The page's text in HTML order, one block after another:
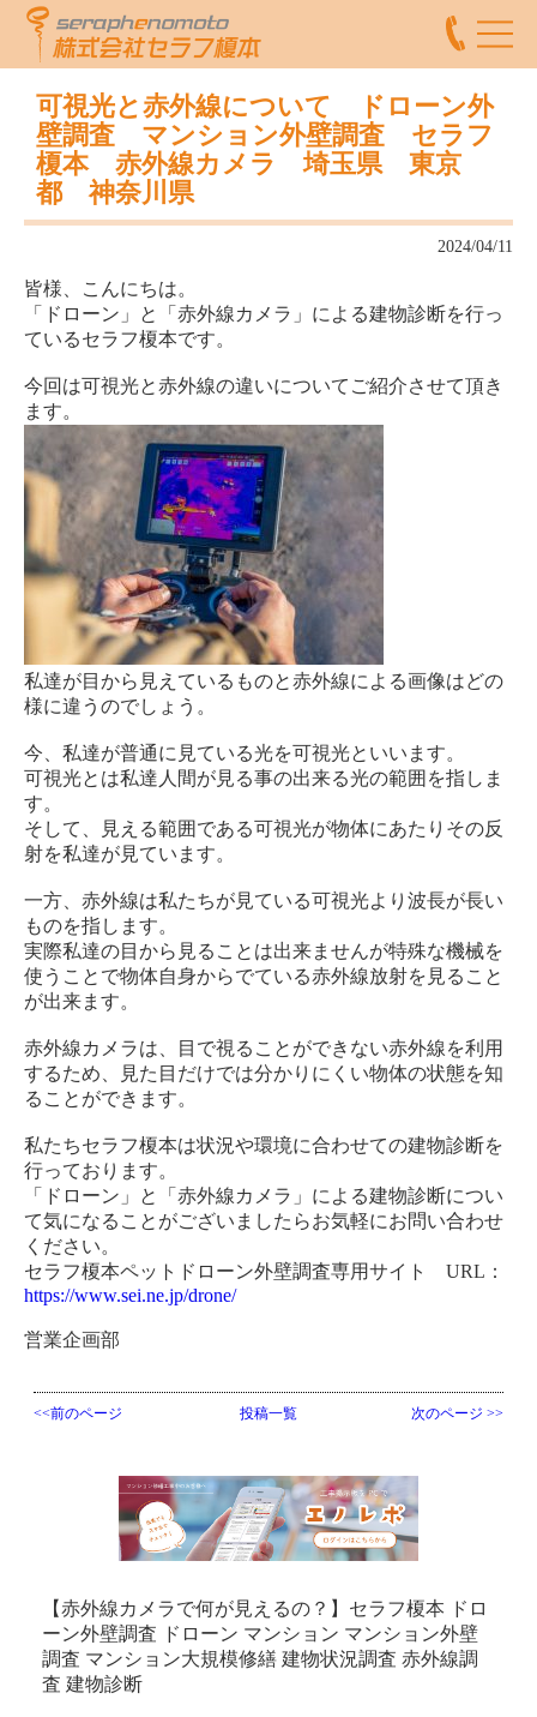
【赤外線カメラで何が見えるの？】セラフ榎本 ドロ
ーン外壁調査 ドローン マンション マンション外壁
調査 マンション大規模修繕 建物状況調査 赤外線調
査 建物診断
可視光と赤外線について ドローン外
壁調査 マンション外壁調査 セラフ
榎本 赤外線カメラ 埼玉県 東京
都 神奈川県
2024/04/11
皆様、こんにちは。
「ドローン」と「赤外線カメラ」による建物診断を行っ
ているセラフ榎本です。
今回は可視光と赤外線の違いについてご紹介させて頂き
ます。
私達が目から見えているものと赤外線による画像はどの
様に違うのでしょう。
今、私達が普通に見ている光を可視光といいます。
可視光とは私達人間が見る事の出来る光の範囲を指しま
す。
そして、見える範囲である可視光が物体にあたりその反
射を私達が見ています。
一方、赤外線は私たちが見ている可視光より波長が長い
ものを指します。
実際私達の目から見ることは出来ませんが特殊な機械を
使うことで物体自身からでている赤外線放射を見ること
が出来ます。
赤外線カメラは、目で視ることができない赤外線を利用
するため、見た目だけでは分かりにくい物体の状態を知
ることができます。
私たちセラフ榎本は状況や環境に合わせての建物診断を
行っております。
「ドローン」と「赤外線カメラ」による建物診断につい
て気になることがございましたらお気軽にお問い合わせ
ください。
セラフ榎本ペットドローン外壁調査専用サイト URL：
https://www.sei.ne.jp/drone/
営業企画部
<<前のページ 投稿一覧 次のページ >>